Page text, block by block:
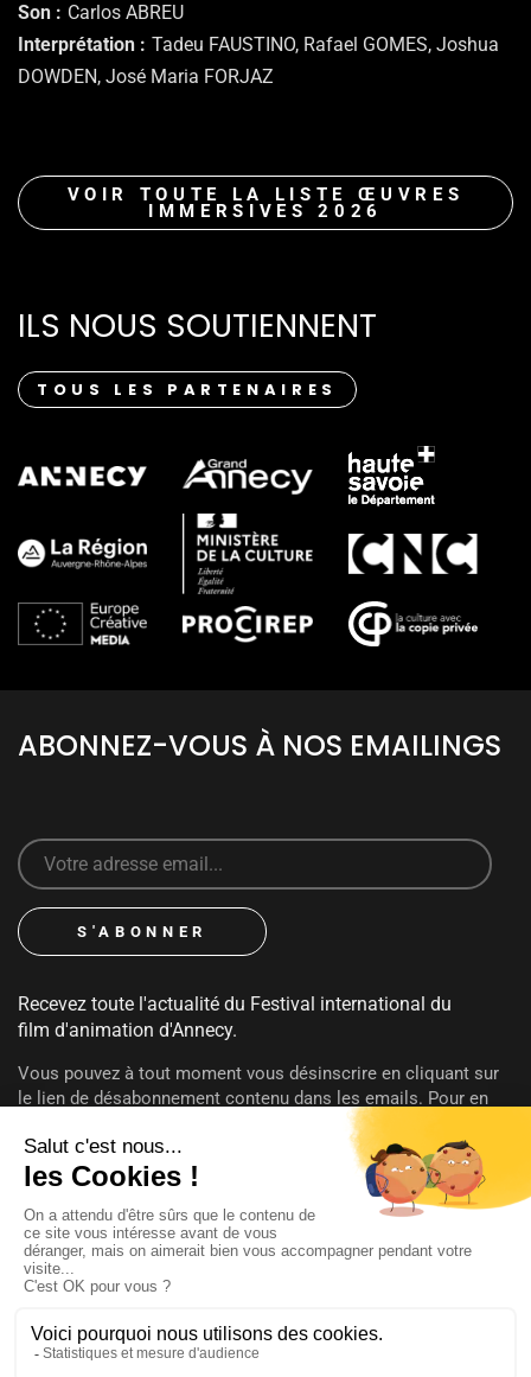
Son
Carlos ABREU
Interprétation
Tadeu FAUSTINO, Rafael GOMES, Joshua
DOWDEN, José Maria FORJAZ
VOIR TOUTE LA LISTE ŒUVRES
IMMERSIVES 2026
ILS NOUS SOUTIENNENT
TOUS LES PARTENAIRES
ABONNEZ-VOUS À NOS EMAILINGS
Recevez toute l'actualité du Festival international du
film d'animation d'Annecy.
Vous pouvez à tout moment vous désinscrire en cliquant sur
le lien de désabonnement contenu dans les emails. Pour en
savoir plus sur vos droits consultez notrepolitique de
confidentialité.
SUIVEZ-NOUS